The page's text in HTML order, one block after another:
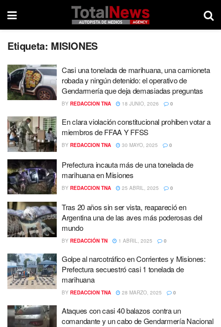
Etiqueta: MISIONES
Casi una tonelada de marihuana, una camioneta
robada y ningún detenido: el operativo de
Gendarmería que deja demasiadas preguntas
BY REDACCION TNA 18 JUNIO, 2026 0
En clara violación constitucional prohiben votar a
miembros de FFAA Y FFSS
BY REDACCION TNA 30 MAYO, 2025 0
Prefectura incauta más de una tonelada de
marihuana en Misiones
BY REDACCION TNA 25 ABRIL, 2025 0
Tras 20 años sin ser vista, reapareció en
Argentina una de las aves más poderosas del
mundo
BY REDACCIÓN TN 1 ABRIL, 2025 0
Golpe al narcotráfico en Corrientes y Misiones:
Prefectura secuestró casi 1 tonelada de
marihuana
BY REDACCION TNA 28 MARZO, 2025 0
Ataques con casi 40 balazos contra un
comandante y un cabo de Gendarmería Nacional